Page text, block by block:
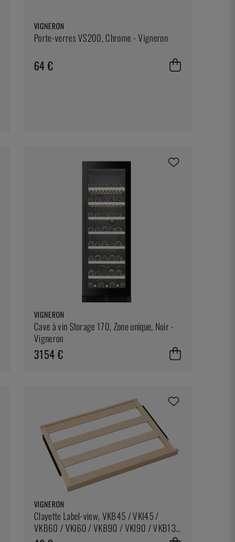
VIGNERON
Porte-verres VS200, Chrome - Vigneron
64 €
VIGNERON
Cave à vin Storage 170, Zone unique, Noir -
Vigneron
3154 €
VIGNERON
Clayette Label-view, VKB45 / VKI45 /
VKB60 / VKI60 / VKB90 / VKI90 / VKB130